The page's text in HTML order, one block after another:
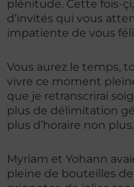
plénitude. Cette fois-
d’invités qui vous
impatiente de vous
Vous aurez le temps,
vivre ce moment
que je retranscrirai
plus de délimitation
plus d’horaire non plus.
Myriam et Yohann
pleine de bouteilles